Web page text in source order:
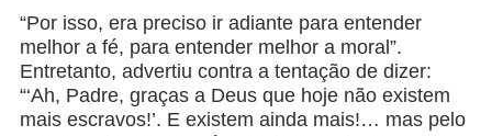
“Por isso, era preciso ir adiante para entender
melhor a fé, para entender melhor a moral”.
Entretanto, advertiu contra a tentação de dizer:
“‘Ah, Padre, graças a Deus que hoje não existem
mais escravos!’. E existem ainda mais!… mas pelo